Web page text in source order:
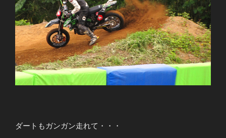
ダートもガンガン走れて・・・